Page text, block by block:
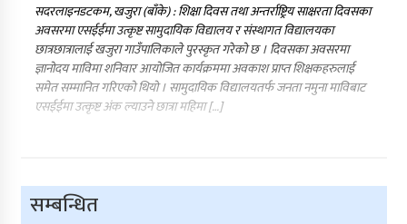
सदरलाइनडटकम, खजुरा (बाँके) : शिक्षा दिवस तथा अन्तर्राष्ट्रिय साक्षरता दिवसका
अवसरमा एसईईमा उत्कृष्ट सामुदायिक विद्यालय र संस्थागत विद्यालयका
छात्रछात्रालाई खजुरा गाउँपालिकाले पुरस्कृत गरेको छ । दिवसका अवसरमा
ज्ञानोदय माविमा शनिवार आयोजित कार्यक्रममा अवकाश प्राप्त शिक्षकहरुलाई
समेत सम्मानित गरिएको थियो । सामुदायिक विद्यालयतर्फ जनता नमुना माविबाट
एसईईमा उत्कृष्ट अंक ल्याउने छात्रा महिमा […]
सम्बन्धित